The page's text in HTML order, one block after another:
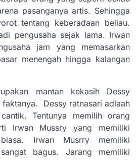
pasanganya artis. Sehingga
tentang keberadaan beliau.
pengusaha sejak lama. Irwan
jam yang memasarkan
menengah hingga kalangan
mantan kekasih Dessy
faktanya. Dessy ratnasari adlaah
Tentunya memilih orang
Irwan Mussry yang memiliki
Irwan Musrry memiliki
bagus. Jarang memiliki